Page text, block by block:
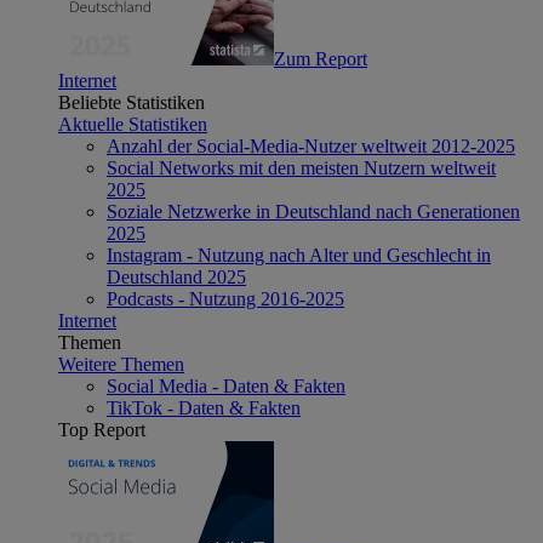
Zum Report
Internet
Beliebte Statistiken
Aktuelle Statistiken
Anzahl der Social-Media-Nutzer weltweit 2012-2025
Social Networks mit den meisten Nutzern weltweit
2025
Soziale Netzwerke in Deutschland nach Generationen
2025
Instagram - Nutzung nach Alter und Geschlecht in
Deutschland 2025
Podcasts - Nutzung 2016-2025
Internet
Themen
Weitere Themen
Social Media - Daten & Fakten
TikTok - Daten & Fakten
Top Report